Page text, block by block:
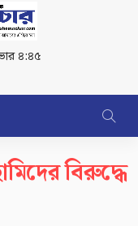
৪:৪৫
বিরুদ্ধে